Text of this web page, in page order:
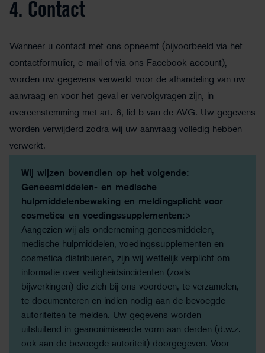
4. Contact
Wanneer u contact met ons opneemt (bijvoorbeeld via het
contactformulier, e-mail of via ons Facebook-account),
worden uw gegevens verwerkt voor de afhandeling van uw
aanvraag en voor het geval er vervolgvragen zijn, in
overeenstemming met art. 6, lid b van de AVG. Uw gegevens
worden verwijderd zodra wij uw aanvraag volledig hebben
verwerkt.
Wij wijzen bovendien op het volgende:
Geneesmiddelen- en medische
hulpmiddelenbewaking en meldingsplicht voor
cosmetica en voedingssupplementen:>
Aangezien wij als onderneming geneesmiddelen,
medische hulpmiddelen, voedingssupplementen en
cosmetica distribueren, zijn wij wettelijk verplicht om
informatie over veiligheidsincidenten (zoals
bijwerkingen) die zich bij ons voordoen, te verzamelen,
te documenteren en indien nodig aan de bevoegde
autoriteiten te melden. Uw gegevens worden
uitsluitend in geanonimiseerde vorm aan derden (d.w.z.
ook aan de bevoegde autoriteit) doorgegeven. Voor